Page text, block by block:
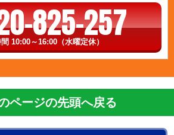
825-257
10:00～16:00（水曜定休）
ページの先頭へ戻る